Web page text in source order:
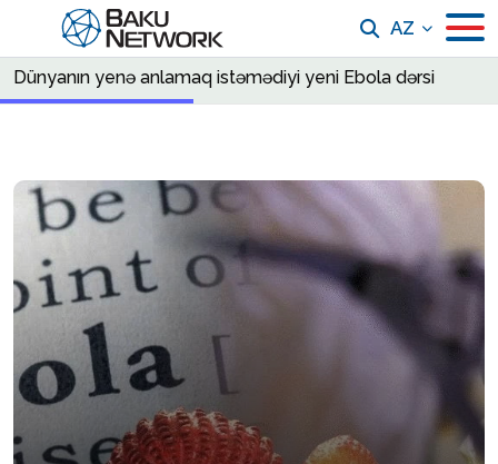
AZ
Dünyanın yenə anlamaq istəmədiyi yeni Ebola dərsi